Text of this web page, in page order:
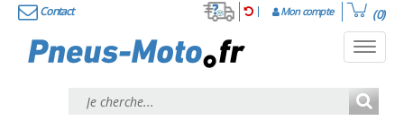
Contact Mon compte (0)